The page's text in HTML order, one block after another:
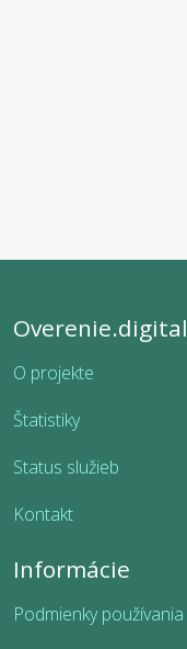
Overenie.digital
O projekte
Štatistiky
Status služieb
Kontakt
Informácie
Podmienky používania